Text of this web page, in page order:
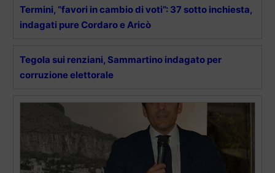
Termini, “favori in cambio di voti”: 37 sotto inchiesta,
indagati pure Cordaro e Aricò
Tegola sui renziani, Sammartino indagato per
corruzione elettorale